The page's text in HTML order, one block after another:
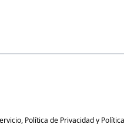
, Política de Privacidady